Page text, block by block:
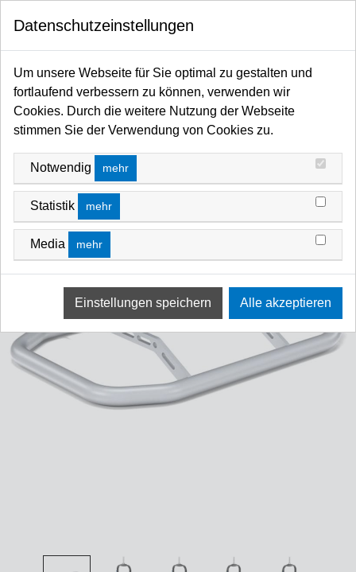
Startseite
LED
ARRI Orbiter / LED ARRI Orbiter Mounting & Sonstiges
Datenschutzeinstellungen
Um unsere Webseite für Sie optimal zu gestalten und
fortlaufend verbessern zu können, verwenden wir
Cookies. Durch die weitere Nutzung der Webseite
stimmen Sie der Verwendung von Cookies zu.
Notwendig mehr
Statistik mehr
Media mehr